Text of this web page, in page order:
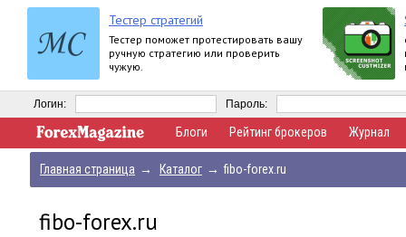
Тестер стратегий
Тестер поможет протестировать вашу
ручную стратегию или проверить
чужую.
Логин: Пароль:
Блоги Рейтинг брокеров Журнал
Главная страница → Каталог → fibo-forex.ru
fibo-forex.ru